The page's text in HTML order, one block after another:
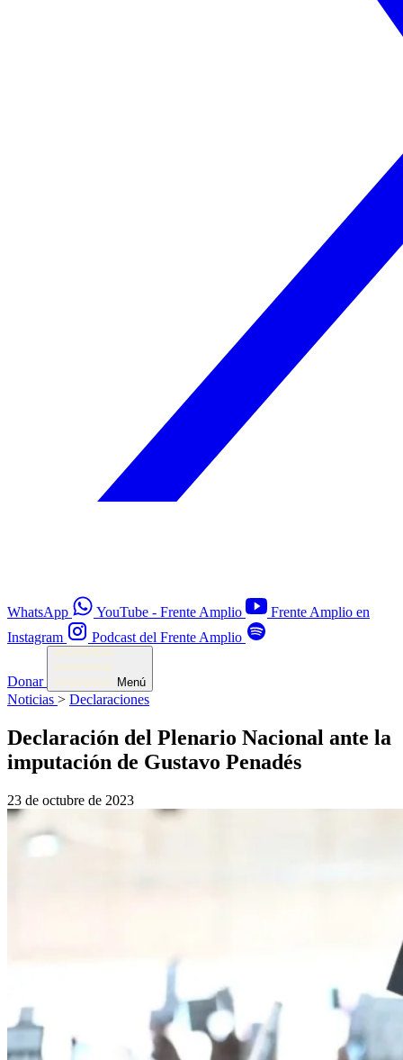
WhatsApp YouTube - Frente Amplio
Frente Amplio en
Instagram
Podcast del Frente Amplio
Donar Menú
Noticias > Declaraciones
Declaración del Plenario Nacional ante la
imputación de Gustavo Penadés
23 de octubre de 2023